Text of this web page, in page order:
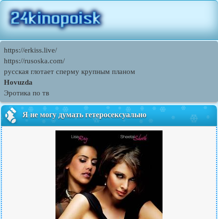
https://erkiss.live/
https://rusoska.com/
русская глотает сперму крупным планом
Hovuzda
Эротика по тв
Я не могу думать гетеросексуально